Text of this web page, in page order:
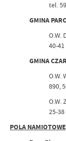
tel.
GMINA
O.W.
40-41
GMINA
O.W.
890,
O.W.
25-38
POLA